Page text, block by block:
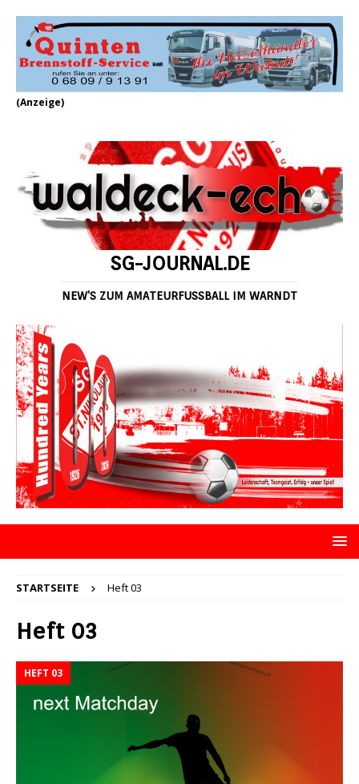
(Anzeige)
SG-JOURNAL.DE
NEW'S ZUM AMATEURFUSSBALL IM WARNDT
STARTSEITE Heft 03
Heft 03
HEFT 03